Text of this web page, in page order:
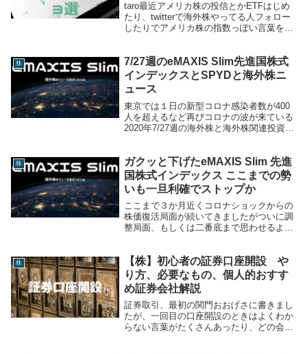
taro最近アメリカ株の投信とかETFはじめ
たり、twitterで海外株やってる人フォロー
したりでアメリカ株の指数っぽい言葉をよ
買い増してるだけだから知らなく...
株
7/27週のeMAXIS Slim先進国株式
インデックスとSPYDと海外株ニ
ュース
東京では１日の新型コロナ感染者数が400
人を超えるなど再びコロナの波が来ている
2020年7/27週の海外株と海外株関連投資信
スeMAXIS Slim先進...
株
ガクッと下げたeMAXIS Slim 先進
国株式インデックス ここまでの勢
いも一旦利確でストップか
ここまで３か月近くコロナショックからの
株価復活局面が続いてきましたがついに調
整局面、もしくは二番底まで思わせるよう
動きと海外株ニュースを見ていきましょ
う...
株
【株】初心者の証券口座開設 や
り方、必要なもの、個人的おすす
め証券会社解説
証券取引、最初の関門おおげさに書きまし
たが、一回目の口座開設のときはよくわか
らない言葉がたくさんあったり、どの会社